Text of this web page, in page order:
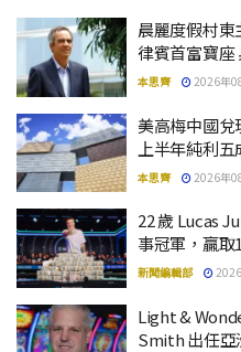
晨麗度假村
律賓首富寶座
本思齊 2026年
美高梅中國兌
上半年純利五
本思齊 2026年
22 歲 Lucas
事冠軍，贏取
新聞編輯部
Light &
Smith 出任亞